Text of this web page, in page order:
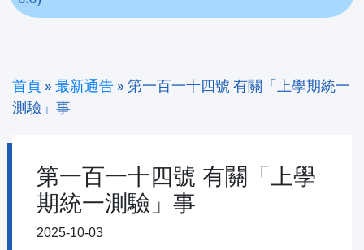
首頁 » 最新通告 » 第一百一十四號 有關「上學期統一
測驗」事
第一百一十四號 有關「上學
期統一測驗」事
2025-10-03